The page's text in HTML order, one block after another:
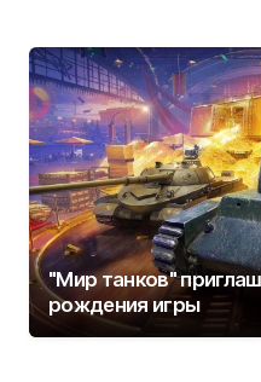
"Мир танков"
рождения игры